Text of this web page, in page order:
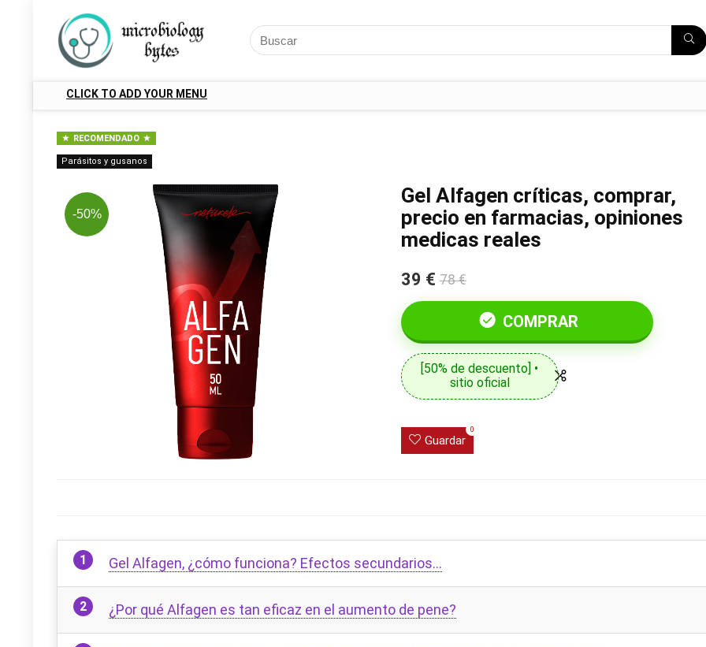
CLICK TO ADD YOUR MENU
RECOMENDADO
Parásitos y gusanos
-50%
Gel Alfagen críticas, comprar,
precio en farmacias, opiniones
medicas reales
39 € 78 €
COMPRAR
[50% de descuento] •
sitio oficial
Guardar
0
Gel Alfagen, ¿cómo funciona? Efectos secundarios…
¿Por qué Alfagen es tan eficaz en el aumento de pene?